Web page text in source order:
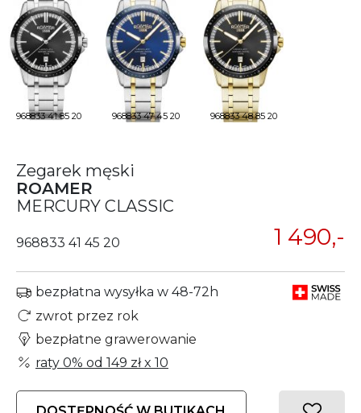
968833 41 85 20 968833 47 45 20 968833 48 85 20
Zegarek męski
ROAMER
MERCURY CLASSIC
968833 41 45 20 1 490,-
bezpłatna wysyłka w 48-72h
zwrot przez rok
bezpłatne grawerowanie
raty 0% od 149 złx 10